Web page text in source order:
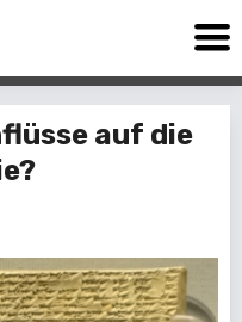
auf die